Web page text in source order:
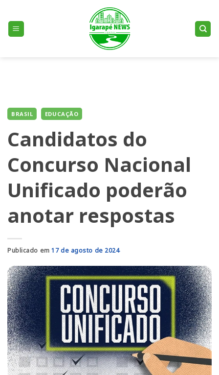
content
BRASIL EDUCAÇÃO
Candidatos do
Concurso Nacional
Unificado poderão
anotar respostas
Publicado em17 de agosto de 2024